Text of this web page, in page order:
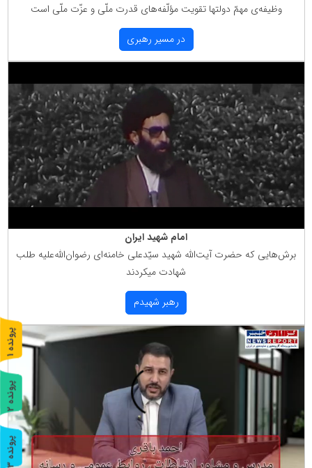
وظیفه‌ی مهمّ دولتها تقویت مؤلّفه‌های قدرت ملّی و عزّت ملّی است
در مسیر رهبری
امام شهید ایران
برش‌هایی كه حضرت آیت‌الله شهید سیّدعلی خامنه‌ای رضوان‌الله‌علیه طلب
شهادت میكردند
رهبر شهیدم
پ
ر
و
ن
د
ه
1
پ
ر
و
ن
د
ه
2
پ
ر
و
ن
د
ه
3